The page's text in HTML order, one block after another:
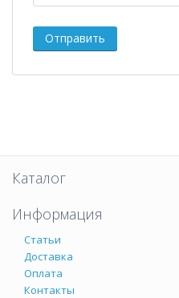
Каталог
Информация
Статьи
Доставка
Оплата
Контакты